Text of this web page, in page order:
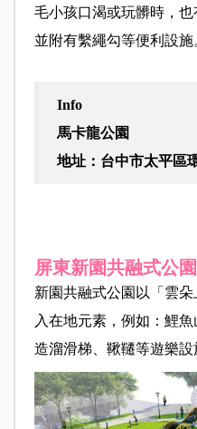
毛小孩口渴或玩髒時，也
並附有繫繩勾等便利設施
Info
馬卡龍公園
地址：台中市太平區
屏東新園共融式公園
新園共融式公園以「雲
入在地元素，例如：鯉
造溜滑梯、鞦韆等遊樂設